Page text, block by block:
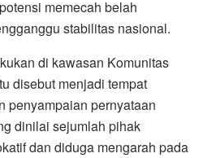
memecah belah
stabilitas nasional.
di kawasan Komunitas
disebut menjadi tempat
penyampaian pernyataan
dinilai sejumlah pihak
dan diduga mengarah pada